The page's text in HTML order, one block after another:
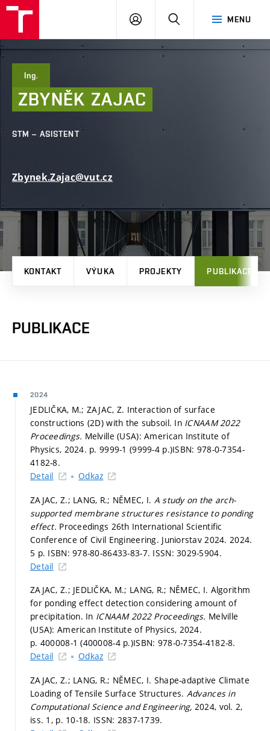
Brno
MENU
PŘIHLÁSIT
Ing.
ZBYNĚK ZAJAC
STM – ASISTENT
Zbynek.Zajac@vut.cz
KONTAKT VÝUKA PROJEKTY PUBLIKACE
PUBLIKACE
2024
JEDLIČKA, M.; ZAJAC, Z. Interaction of surface
constructions (2D) with the subsoil. In ICNAAM 2022
Proceedings. Melville (USA): American Institute of
Physics, 2024. p. 9999-1 (9999-4 p.)ISBN: 978-0-7354-
4182-8.
Detail
Odkaz
ZAJAC, Z.; LANG, R.; NĚMEC, I. A study on the arch-
supported membrane structures resistance to ponding
effect. Proceedings 26th International Scientific
Conference of Civil Engineering. Juniorstav 2024. 2024.
5 p. ISBN: 978-80-86433-83-7. ISSN: 3029-5904.
Detail
ZAJAC, Z.; JEDLIČKA, M.; LANG, R.; NĚMEC, I. Algorithm
for ponding effect detection considering amount of
precipitation. In ICNAAM 2022 Proceedings. Melville
(USA): American Institute of Physics, 2024.
p. 400008-1 (400008-4 p.)ISBN: 978-0-7354-4182-8.
Detail
Odkaz
ZAJAC, Z.; LANG, R.; NĚMEC, I. Shape-adaptive Climate
Loading of Tensile Surface Structures. Advances in
Computational Science and Engineering, 2024, vol. 2,
iss. 1, p. 10-18. ISSN: 2837-1739.